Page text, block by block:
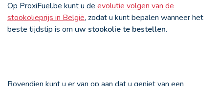
Op ProxiFuel.be kunt u de evolutie volgen van de
stookolieprijs in België, zodat u kunt bepalen wanneer het
beste tijdstip is om uw stookolie te bestellen.